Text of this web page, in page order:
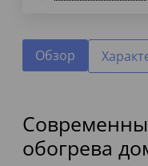
Обзор
обогрева